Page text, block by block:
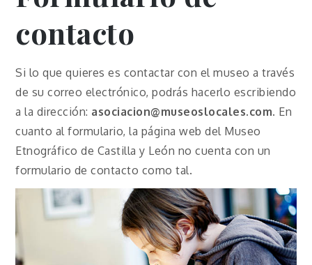
contacto
Si lo que quieres es contactar con el museo a través
de su correo electrónico, podrás hacerlo escribiendo
a la dirección: asociacion@museoslocales.com. En
cuanto al formulario, la página web del Museo
Etnográfico de Castilla y León no cuenta con un
formulario de contacto como tal.